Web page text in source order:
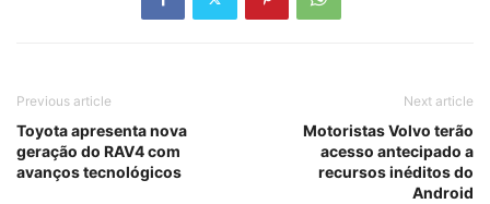
Previous article
Toyota apresenta nova
geração do RAV4 com
avanços tecnológicos
Next article
Motoristas Volvo terão
acesso antecipado a
recursos inéditos do
Android